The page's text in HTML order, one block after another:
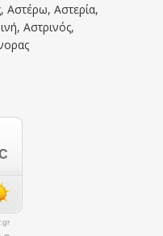
Αστέρω, Αστερία,
Αστρινός,